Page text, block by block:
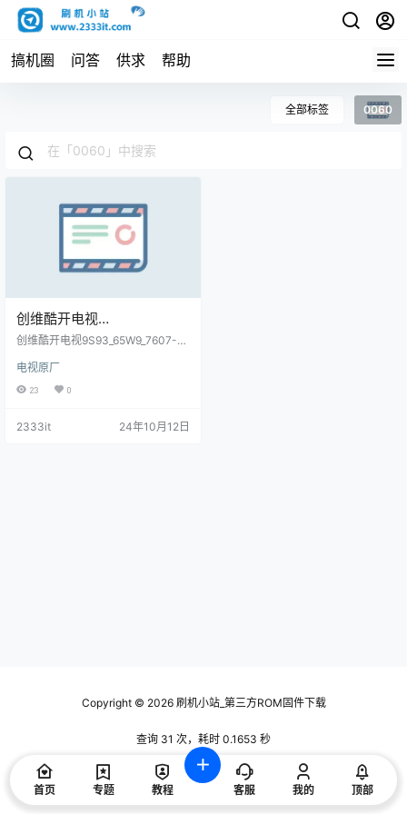
搞机圈 问答 供求 帮助
全部标签 0060
创维酷开电视
9S93_65W9_7607-
包原厂程序U盘数据刷机包
创维酷开电视9S93_65W9_7607-E6
序U盘数据刷机包
电视原厂
23 0
2333it 24年10月12日
Copyright © 2026刷机小站_第三方ROM固件下载
查询 31 次，耗时 0.1653 秒
首页 专题 教程 客服 我的 顶部